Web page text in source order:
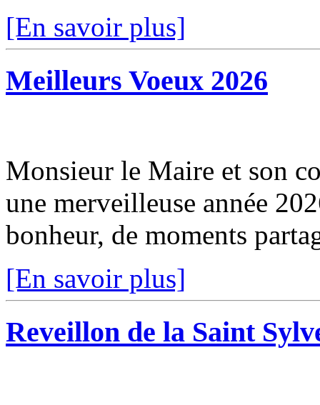
[En savoir plus]
Meilleurs Voeux 2026
Monsieur le Maire et son
une merveilleuse année
bonheur, de moments
[En savoir plus]
Reveillon de la Saint